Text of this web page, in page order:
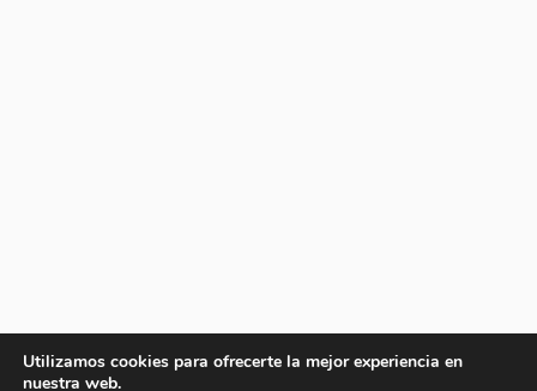
Utilizamos cookies para ofrecerte la mejor experiencia en
nuestra web.